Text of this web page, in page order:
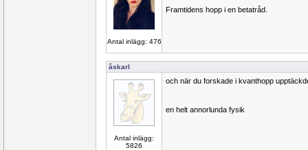
Antal inlägg: 476
Framtidens hopp i en betatråd.
åskarl
Antal inlägg:
5826
och när du forskade i kvanthopp
en helt annorlunda fysik